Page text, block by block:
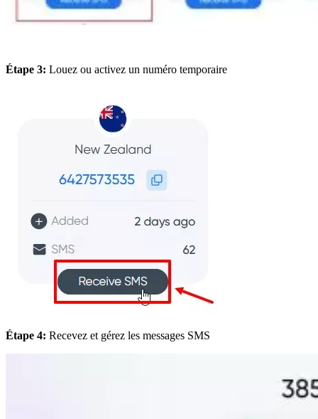
Étape 3: Louez ou activez un numéro temporaire
Étape 4: Recevez et gérez les messages SMS